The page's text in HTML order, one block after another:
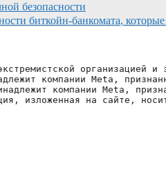
безопасности
биткойн-банкомата,
организацией и
компании Meta,
компании Meta,
изложенная на сайте,